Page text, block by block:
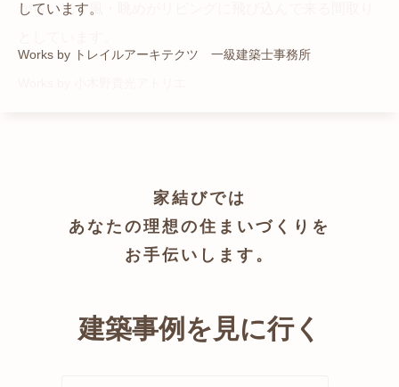
から、光・風・眺めがリビングに飛び込んで来る間取り
しています。
Works by トレイルアーキテクツ 一級建築士事務所
家結びでは
あなたの理想の住まいづくりを
お手伝いします。
建築事例を見に行く